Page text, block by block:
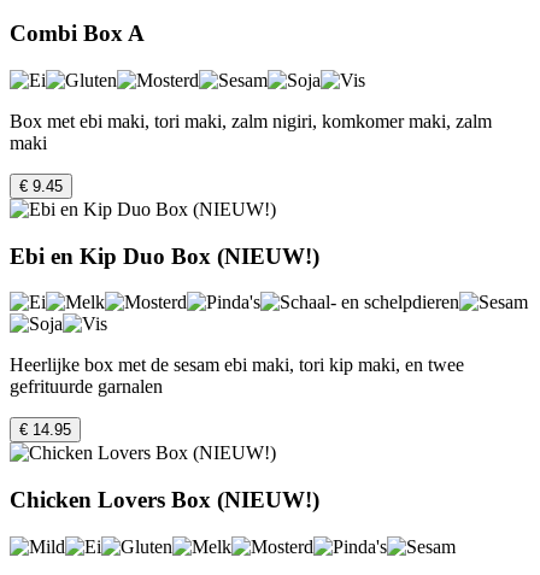
Combi Box A
Box met ebi maki, tori maki, zalm nigiri, komkomer maki, zalm
maki
€ 9.45
Ebi en Kip Duo Box (NIEUW!)
Heerlijke box met de sesam ebi maki, tori kip maki, en twee
gefrituurde garnalen
€ 14.95
Chicken Lovers Box (NIEUW!)